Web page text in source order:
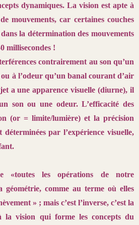
dynamiques. La vision est apte à
mouvements,car certaines couches
la détermination des mouvements
millisecondes !
contrairement au son qu’un
à l’odeur qu’un banal courant d’air
a une apparence visuelle (diurne), il
son ou une odeur. L’efficacité des
(or = limite/lumière) et la précision
déterminées par l’expérience visuelle,
«toutes les opérations de notre
géométrie, comme au terme où elles
» ; mais c’est l’inverse, c’est la
la vision qui forme les concepts du